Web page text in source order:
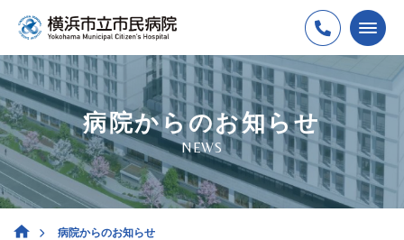
病院からのお知らせ
NEWS
病院からのお知らせ